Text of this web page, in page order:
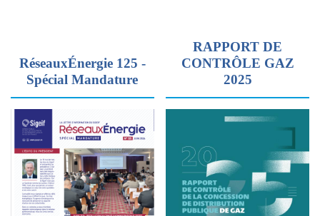
RéseauxÉnergie 125 -
Spécial Mandature
RAPPORT DE
CONTRÔLE GAZ
2025